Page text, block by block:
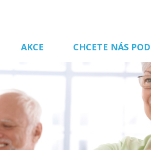
AKCE CHCETE NÁS